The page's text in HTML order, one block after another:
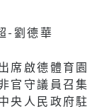
席啟德體育園
官守議員召集
央人民政府駐